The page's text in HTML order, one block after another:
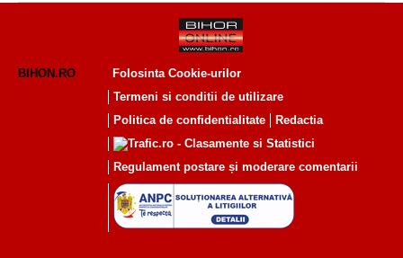
BIHON.RO
Folosinta Cookie-urilor
Termeni si conditii de utilizare
Politica de confidentialitate
Redactia
Regulament postare și moderare comentarii